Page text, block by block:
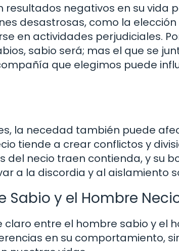
negativos en su vida
desastrosas, como la elección
en actividades perjudiciales.
sabio será; mas el que se
que elegimos puede
la necedad también puede
tiende a crear conflictos y
del necio traen contienda, y su
a la discordia y al aislamiento
y el Hombre
entre el hombre sabio y el
en su comportamiento,